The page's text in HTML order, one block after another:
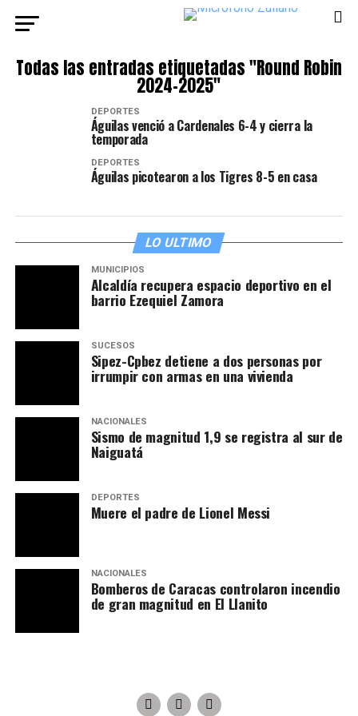
Todas las entradas etiquetadas "Round Robin
2024-2025"
DEPORTES
Águilas venció a Cardenales 6-4 y cierra la
temporada
DEPORTES
Águilas picotearon a los Tigres 8-5 en casa
LO ULTIMO
MUNICIPIOS
Alcaldía recupera espacio deportivo en el
barrio Ezequiel Zamora
SUCESOS
Sipez-Cpbez detiene a dos personas por
irrumpir con armas en una vivienda
NACIONALES
Sismo de magnitud 1,9 se registra al sur de
Naiguatá
DEPORTES
Muere el padre de Lionel Messi
NACIONALES
Bomberos de Caracas controlaron incendio
de gran magnitud en El Llanito